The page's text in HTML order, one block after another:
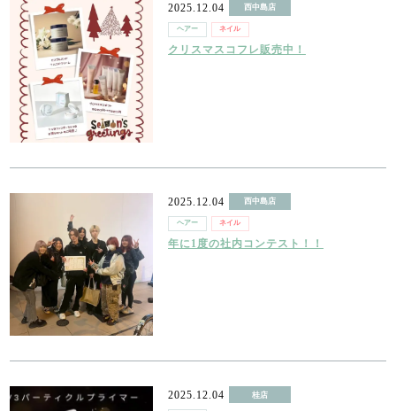
2025.12.04 西中島店
ヘアー ネイル
クリスマスコフレ販売中！
2025.12.04 西中島店
ヘアー ネイル
年に1度の社内コンテスト！！
2025.12.04 桂店